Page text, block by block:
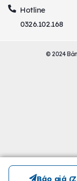
Hotline
0326.102.168
© 2024
Báo giá